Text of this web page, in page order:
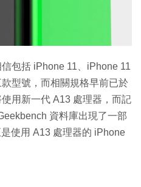
包括 iPhone 11、iPhone 11
型號，而相關規格早前已於
用新一代 A13 處理器，而記
資料庫出現了一部
使用 A13 處理器的 iPhone